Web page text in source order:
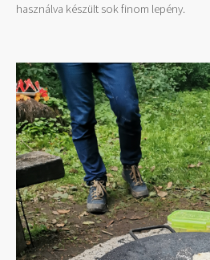
használva készült sok finom lepény.